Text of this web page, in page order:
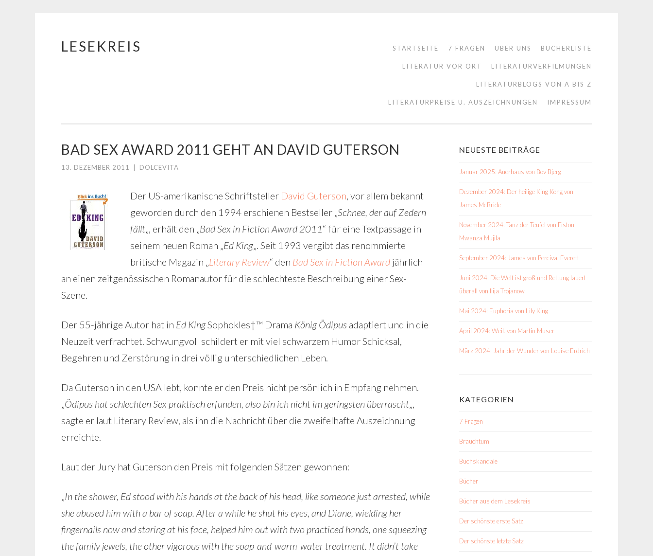
Springe
LESEKREIS STARTSEITE 7 FRAGEN ÜBER UNS BÜCHERLISTE
LITERATUR VOR ORT LITERATURVERFILMUNGEN
LITERATURBLOGS VON A BIS Z
LITERATURPREISE U. AUSZEICHNUNGEN IMPRESSUM
BAD SEX AWARD 2011 GEHT AN DAVID GUTERSON
13. DEZEMBER 2011 DOLCEVITA
Der US-amerikanische Schriftsteller David Guterson, vor allem bekannt
geworden durch den 1994 erschienen Bestseller „Schnee, der auf Zedern
fällt„, erhält den „Bad Sex in Fiction Award 2011“ für eine Textpassage in
seinem neuen Roman „Ed King„. Seit 1993 vergibt das renommierte
britische Magazin „Literary Review“ den Bad Sex in Fiction Award jährlich
an einen zeitgenössischen Romanautor für die schlechteste Beschreibung einer Sex-
Szene.
Der 55-jährige Autor hat in Ed KingSophokles†™ Drama König Ödipus adaptiert und in die
Neuzeit verfrachtet. Schwungvoll schildert er mit viel schwarzem Humor Schicksal,
Begehren und Zerstörung in drei völlig unterschiedlichen Leben.
Da Guterson in den USA lebt, konnte er den Preis nicht persönlich in Empfang nehmen.
„Ödipus hat schlechten Sex praktisch erfunden, also bin ich nicht im geringsten überrascht„,
sagte er laut Literary Review, als ihn die Nachricht über die zweifelhafte Auszeichnung
erreichte.
Laut der Jury hat Guterson den Preis mit folgenden Sätzen gewonnen:
„In the shower, Ed stood with his hands at the back of his head, like someone just arrested, while
she abused him with a bar of soap. After a while he shut his eyes, and Diane, wielding her
fingernails now and staring at his face, helped him out with two practiced hands, one squeezing
the family jewels, the other vigorous with the soap-and-warm-water treatment. It didn’t take
NEUESTE BEITRÄGE
Januar 2025: Auerhaus von Bov Bjerg
Dezember 2024: Der heilige King Kong von
James McBride
November 2024: Tanz der Teufel von Fiston
Mwanza Mujila
September 2024: James von Percival Everett
Juni 2024: Die Welt ist groß und Rettung lauert
überall von Ilija Trojanow
Mai 2024: Euphoria von Lily King
April 2024: Weil. von Martin Muser
März 2024: Jahr der Wunder von Louise Erdrich
KATEGORIEN
7 Fragen
Brauchtum
Buchskandale
Bücher
Bücher aus dem Lesekreis
Der schönste erste Satz
Der schönste letzte Satz